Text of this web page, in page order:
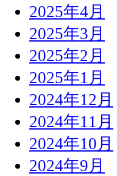
2025年4月
2025年3月
2025年2月
2025年1月
2024年12月
2024年11月
2024年10月
2024年9月